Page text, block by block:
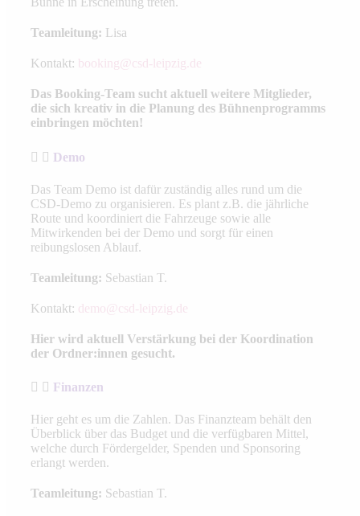
Teamleitung: Lisa
Kontakt: booking@csd-leipzig.de
Das Booking-Team sucht aktuell weitere Mitglieder,
die sich kreativ in die Planung des Bühnenprogramms
einbringen möchten!
Demo
Das Team Demo ist dafür zuständig alles rund um die
CSD-Demo zu organisieren. Es plant z.B. die jährliche
Route und koordiniert die Fahrzeuge sowie alle
Mitwirkenden bei der Demo und sorgt für einen
reibungslosen Ablauf.
Teamleitung: Sebastian T.
Kontakt: demo@csd-leipzig.de
Hier wird aktuell Verstärkung bei der Koordination
der Ordner:innen gesucht.
Finanzen
Hier geht es um die Zahlen. Das Finanzteam behält den
Überblick über das Budget und die verfügbaren Mittel,
welche durch Fördergelder, Spenden und Sponsoring
erlangt werden.
Teamleitung: Sebastian T.